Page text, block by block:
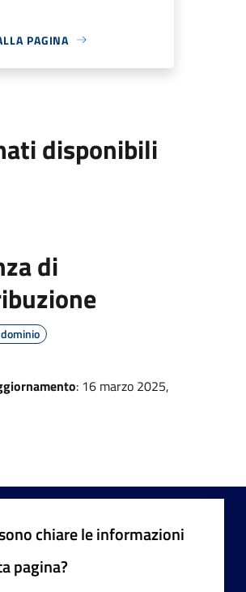
PAGINA
disponibili
di
: 16 marzo 2025,
chiare le informazioni
pagina?